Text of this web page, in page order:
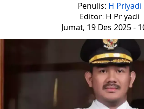
Penulis: H Priyadi
Editor: H Priyadi
Jumat, 19 Des 2025 -